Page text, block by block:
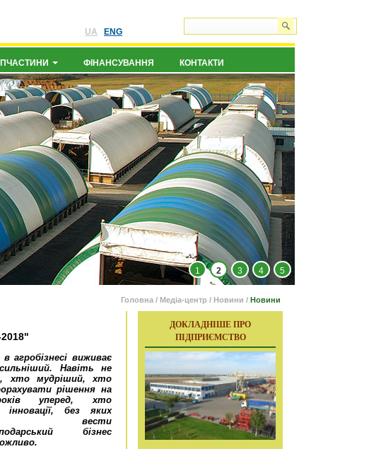
UA ENG
ФІНАНСУВАННЯ КОНТАКТИ
1 2 3 4 5
Головна / Медіа-центр / Новини / Новини
ДОКЛАДНІШЕ ПРО
ПІДПРИЄМСТВО
в агробізнесі виживає
Навіть не
хто мудріший, хто
рішення на
уперед, хто
інновації, без яких
вести
бізнес